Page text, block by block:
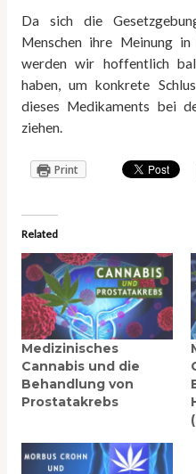
Da sich die
Menschen ihre Meinung
werden wir hoffentlich
haben, um konkrete
dieses Medikaments bei
ziehen.
Print
Related
Medizinisches
Cannabis und die
Behandlung von
Prostatakrebs